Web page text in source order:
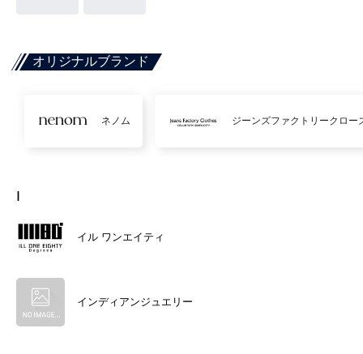
オリジナルブランド
ネノム ジーンズファクトリークロー
I
イル ワンエイティ
インディアンジュエリー